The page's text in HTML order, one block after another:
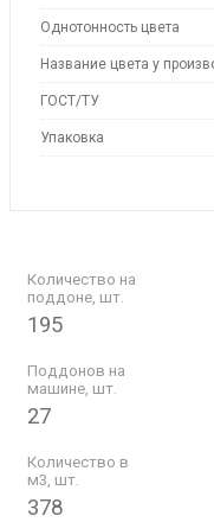
Однотонность цвета
Название цвета у
ГОСТ/ТУ
Упаковка
Количество на
поддоне, шт.
195
Поддонов на
машине, шт.
27
Количество в
м3, шт.
378